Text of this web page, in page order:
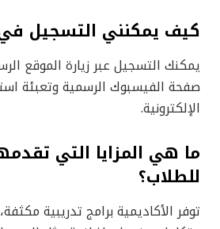
كيف يمكنني التسجيل في
يمكنك التسجيل عبر زيارة الموقع
صفحة الفيسبوك الرسمية وتعبئة
الإلكترونية.
ما هي المزايا التي
للطلاب؟
توفر الأكاديمية برامج تدريبية